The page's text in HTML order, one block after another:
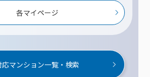
各マイページ
応マンション一覧・検索